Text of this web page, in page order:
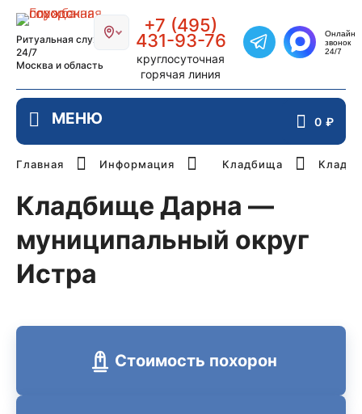
Ритуальная служба
24/7
Москва и область
+7 (495)
431-93-76
круглосуточная
горячая линия
Написать в
Онлайн
звонок
24/7
₽
0
Главная Информация Кладбища
Кладбище Дарна —
муниципальный округ
Истра
Стоимость похорон